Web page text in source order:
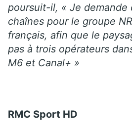
poursuit-il, « Je demande
chaînes pour le groupe
français, afin que le
pas à trois opérateurs
M6 et Canal+ »
RMC Sport HD